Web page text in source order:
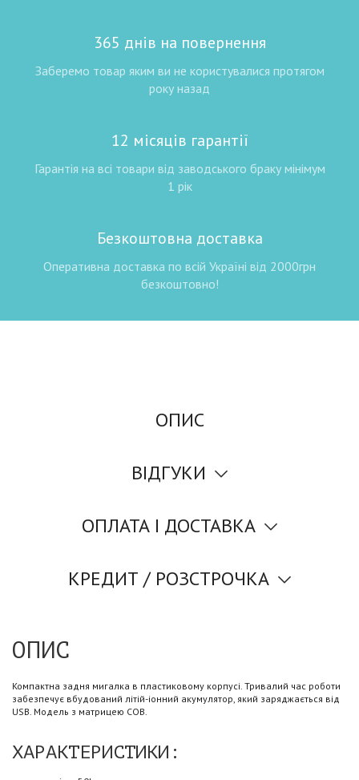
365 днів на повернення
Заберемо товар яким ви не користувалися протягом
року назад
12 місяців гарантії
Гарантія на всі товари від заводського браку мінімум
1 рік
Безкоштовна доставка
Оперативна доставка по всій Україні від 2000грн
безкоштовно!
ОПИС
ВІДГУКИ
ОПЛАТА І ДОСТАВКА
КРЕДИТ / РОЗСТРОЧКА
ОПИС
Компактна задня мигалка в пластиковому корпусі. Тривалий час роботи
забезпечує вбудований літій-іонний акумулятор, який заряджається від
USB. Модель з матрицею COB.
ХАРАКТЕРИСТИКИ: